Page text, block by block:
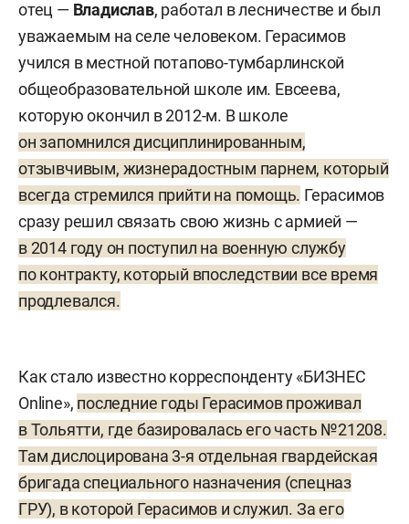
отец — Владислав, работал в лесничестве и был
уважаемым на селе человеком. Герасимов
учился в местной потапово-тумбарлинской
общеобразовательной школе им. Евсеева,
которую окончил в 2012-м. В школе
он запомнился дисциплинированным,
отзывчивым, жизнерадостным парнем, который
всегда стремился прийти на помощь. Герасимов
сразу решил связать свою жизнь с армией —
в 2014 году он поступил на военную службу
по контракту, который впоследствии все время
продлевался.
Как стало известно корреспонденту «БИЗНЕС
Online», последние годы Герасимов проживал
в Тольятти, где базировалась его часть №21208.
Там дислоцирована 3-я отдельная гвардейская
бригада специального назначения (спецназ
ГРУ), в которой Герасимов и служил. За его